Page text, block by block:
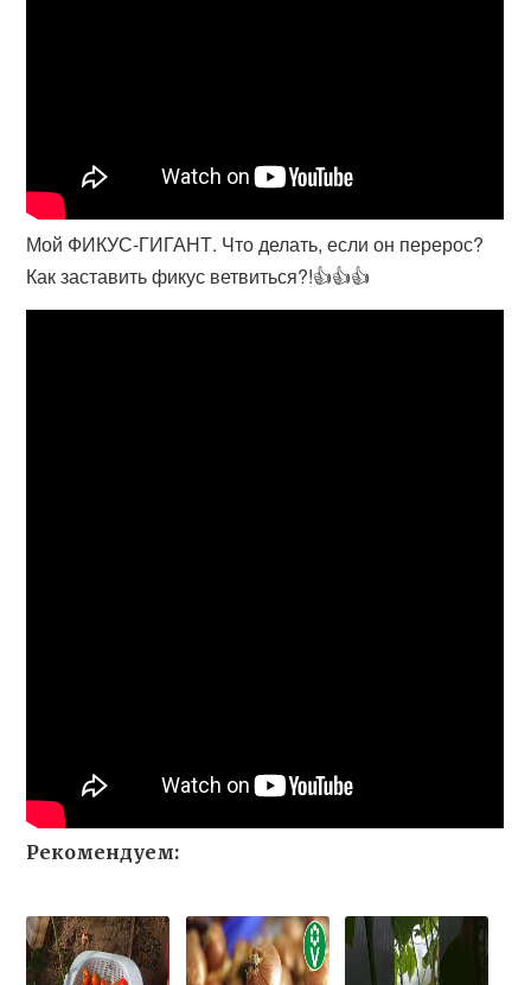
Мой ФИКУС-ГИГАНТ. Что делать, если он перерос?
Как заставить фикус ветвиться?!👍👍👍
Рекомендуем: